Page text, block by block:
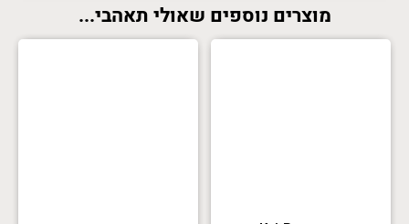
מוצרים נוספים שאולי תאהבי...